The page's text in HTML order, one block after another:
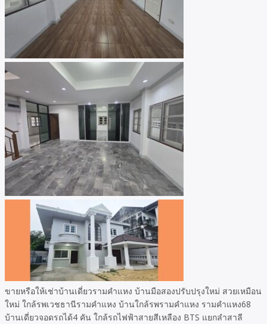
ขายหรือให้เช่าบ้านเดี่ยวรามคำแหง บ้านมือสองปรับปรุงใหม่ สวยเหมือน
ใหม่ ใกล้รพเวชธานีรามคำแหง บ้านใกล้รพรามคำแหง รามคำแหง68
บ้านเดี่ยวจอดรถได้4 คัน ใกล้รถไฟฟ้าสายสีเหลือง BTS แยกลำสาลี